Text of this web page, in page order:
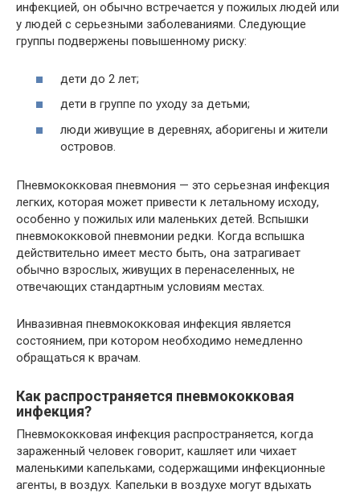
инфекцией, он обычно встречается у пожилых людей или
у людей с серьезными заболеваниями. Следующие
группы подвержены повышенному риску:
дети до 2 лет;
дети в группе по уходу за детьми;
люди живущие в деревнях, аборигены и жители
островов.
Пневмококковая пневмония — это серьезная инфекция
легких, которая может привести к летальному исходу,
особенно у пожилых или маленьких детей. Вспышки
пневмококковой пневмонии редки. Когда вспышка
действительно имеет место быть, она затрагивает
обычно взрослых, живущих в перенаселенных, не
отвечающих стандартным условиям местах.
Инвазивная пневмококковая инфекция является
состоянием, при котором необходимо немедленно
обращаться к врачам.
Как распространяется пневмококковая
инфекция?
Пневмококковая инфекция распространяется, когда
зараженный человек говорит, кашляет или чихает
маленькими капельками, содержащими инфекционные
агенты, в воздух. Капельки в воздухе могут вдыхать